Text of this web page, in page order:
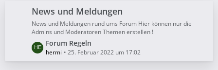
News und Meldungen
News und Meldungen rund ums Forum Hier können nur die
Admins und Moderatoren Themen erstellen !
L
e
t
Forum Regeln
hermi 25. Februar 2022 um 17:02